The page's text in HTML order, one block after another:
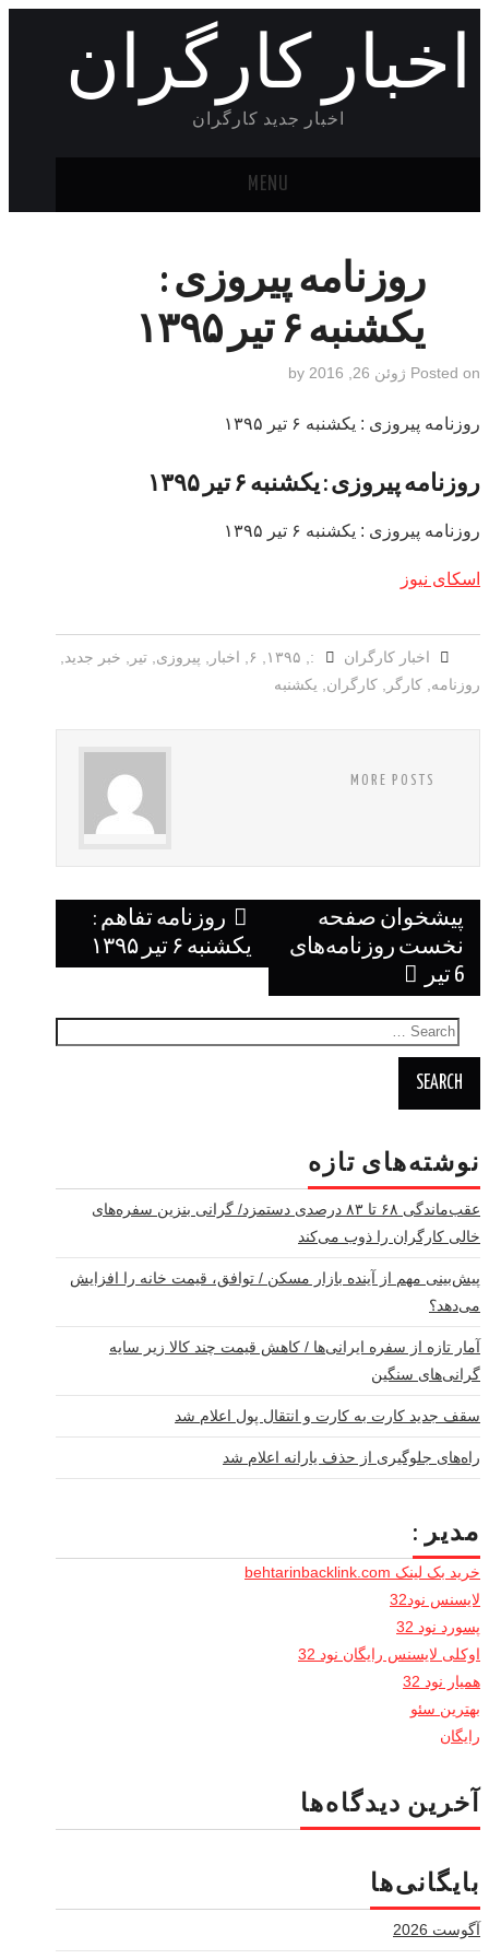
اخبار کارگران
اخبار جدید کارگران
MENU
روزنامه پیروزی :
یکشنبه‌ ۶ تیر ۱۳۹۵
Posted on ژوئن 26, 2016
روزنامه پیروزی : یکشنبه‌ ۶ تیر ۱۳۹۵
روزنامه پیروزی : یکشنبه‌ ۶ تیر ۱۳۹۵
روزنامه پیروزی : یکشنبه‌ ۶ تیر ۱۳۹۵
اسکای نیوز
اخبار کارگران : ۱۳۹۵ ۶ اخبار پیروزی تیر خبر جدید
روزنامه کارگر کارگران یکشنبه‌
MORE POSTS
Post
navigation
روزنامه تفاهم :
یکشنبه‌ ۶ تیر ۱۳۹۵
پیشخوان صفحه
نخست روزنامه‌های
6 تیر
Search
for:
نوشته‌های تازه
عقب‌ماندگی ۶۸ تا ۸۳ درصدی دستمزد/ گرانی بنزین سفره‌های
خالی کارگران را ذوب می‌کند
پیش‌بینی مهم از آینده بازار مسکن / توافق، قیمت خانه را افزایش
می‌دهد؟
آمار تازه از سفره ایرانی‌ها / کاهش قیمت چند کالا زیر سایه
گرانی‌های سنگین
سقف جدید کارت به کارت و انتقال پول اعلام شد
راه‌های جلوگیری از حذف یارانه اعلام شد
مدیر :
خرید بک لینک behtarinbacklink.com
لایسنس نود32
پسورد نود 32
اوکلی لایسنس رایگان نود 32
همیار نود 32
بهترین سئو
رایگان
آخرین دیدگاه‌ها
بایگانی‌ها
آگوست 2026